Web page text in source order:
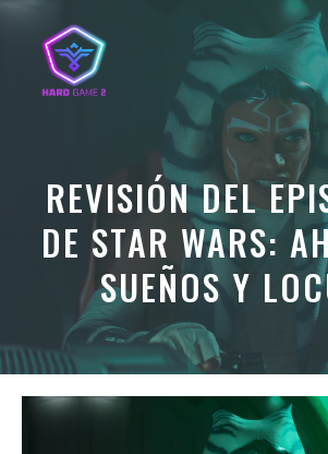
Saltar
contenido
REVISIÓN DEL
DE STAR WARS:
SUEÑOS Y